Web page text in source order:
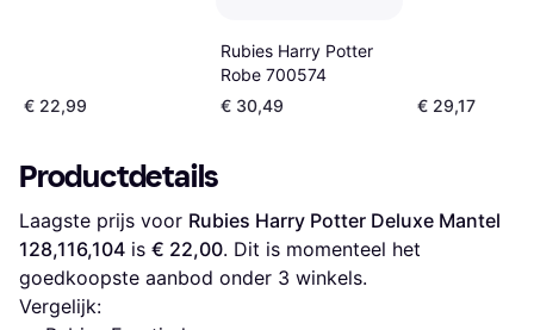
€ 22,99
Rubies Harry Potter
Robe 700574
€ 30,49
€ 29,17
Productdetails
Laagste prijs voor Rubies Harry Potter Deluxe Mantel
128,116,104 is € 22,00. Dit is momenteel het
goedkoopste aanbod onder 3 winkels.
Vergelijk: